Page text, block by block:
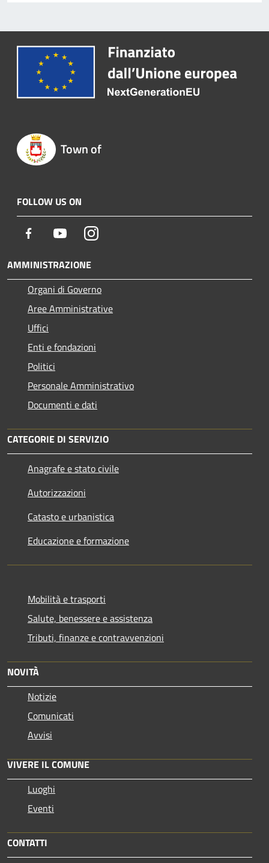
Town of
FOLLOW US ON
Facebook YoutubeInstagram
AMMINISTRAZIONE
Organi di Governo
Aree Amministrative
Uffici
Enti e fondazioni
Politici
Personale Amministrativo
Documenti e dati
CATEGORIE DI SERVIZIO
Anagrafe e stato civile
Autorizzazioni
Catasto e urbanistica
Educazione e formazione
Mobilità e trasporti
Salute, benessere e assistenza
Tributi, finanze e contravvenzioni
NOVITÀ
Notizie
Comunicati
Avvisi
VIVERE IL COMUNE
Luoghi
Eventi
CONTATTI